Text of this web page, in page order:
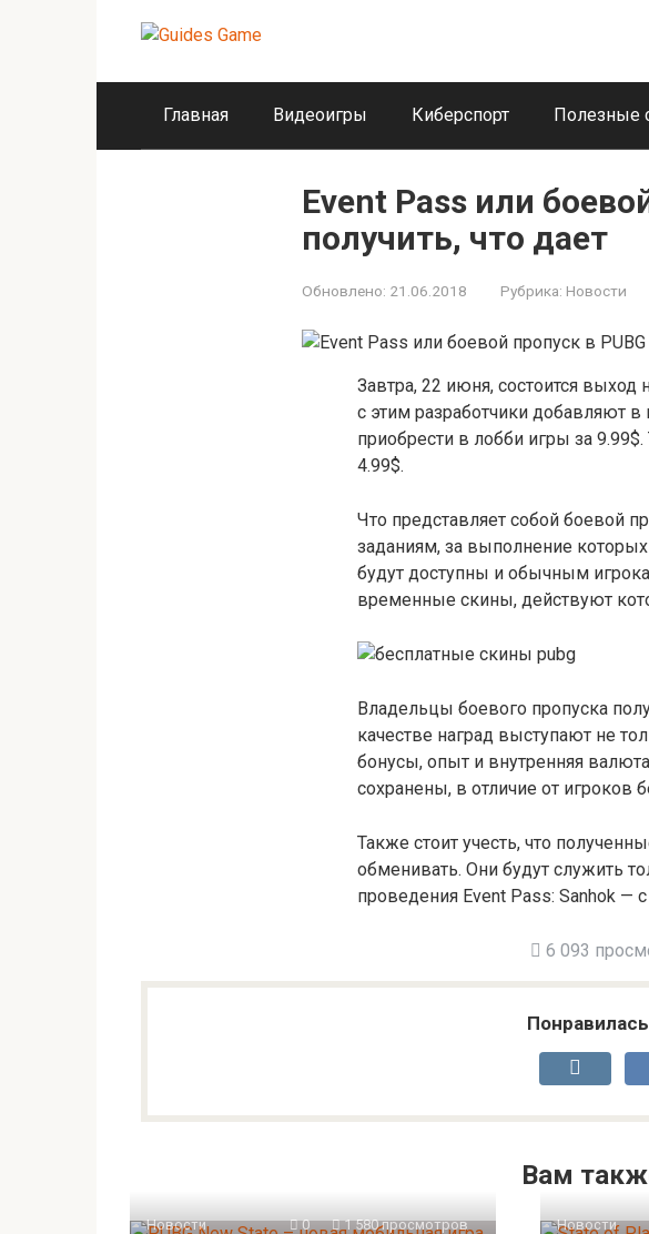
Главная Видеоигры Киберспорт Полезные
Event Pass или
получить, что дает
Обновлено: 21.06.2018 Рубрика: Новости
Завтра, 22 июня, состоится выход
с этим разработчики добавляют
приобрести в лобби игры за
4.99$.
Что представляет собой боевой
заданиям, за выполнение
будут доступны и обычным
временные скины, действуют
Владельцы боевого пропуска
качестве наград выступают не
бонусы, опыт и внутренняя
сохранены, в отличие от игроков
Также стоит учесть, что
обменивать. Они будут служить
проведения Event Pass: Sanhok —
6 093
Вам
Новости 0 1 580 просмотров Новости